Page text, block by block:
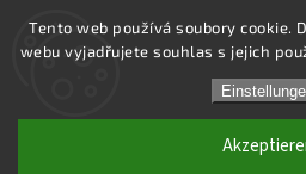
Tento web používá soubory cookie.
webu vyjadřujete souhlas s jejich
Unternehmen wegen
geschlossen. Unser Onlineshop
geöffnet und Bestellungen können
aufgegeben werden. Alle
**Montag, den 17. August 2026**,
Dank für Ihr Verständnis.☀️
Copyright 2026 kapesni-noze.cz
Cookie-